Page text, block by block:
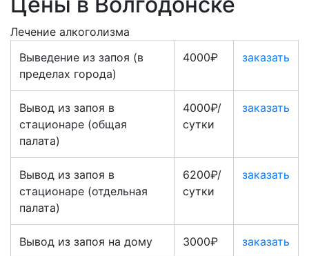
Лечение алкоголизма
Выведение из запоя (в
пределах города)
4000₽ заказать
Вывод из запоя в
стационаре (общая
палата)
4000₽/
сутки
заказать
Вывод из запоя в
стационаре (отдельная
палата)
6200₽/
сутки
заказать
Вывод из запоя на дому 3000₽ заказать